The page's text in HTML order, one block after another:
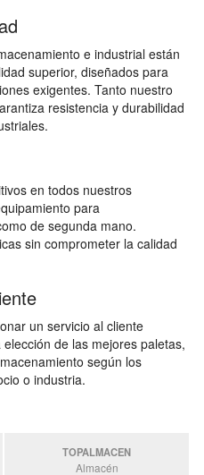
e industrial están
superior, diseñados para
exigentes. Tanto nuestro
resistencia y durabilidad
en todos nuestros
para
de segunda mano.
sin comprometer la calidad
un servicio al cliente
de las mejores paletas,
según los
o industria.
TOPALMACEN
Almacén